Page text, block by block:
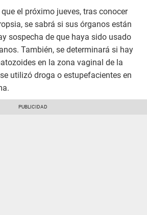
el próximo jueves, tras conocer
se sabrá si sus órganos están
sospecha de que haya sido usado
También, se determinará si hay
en la zona vaginal de la
utilizó droga o estupefacientes en